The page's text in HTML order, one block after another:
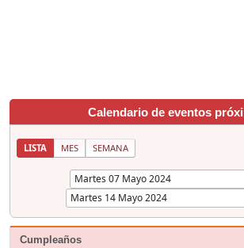
Calendario de eventos
LISTA MES SEMANA
Cumpleaños